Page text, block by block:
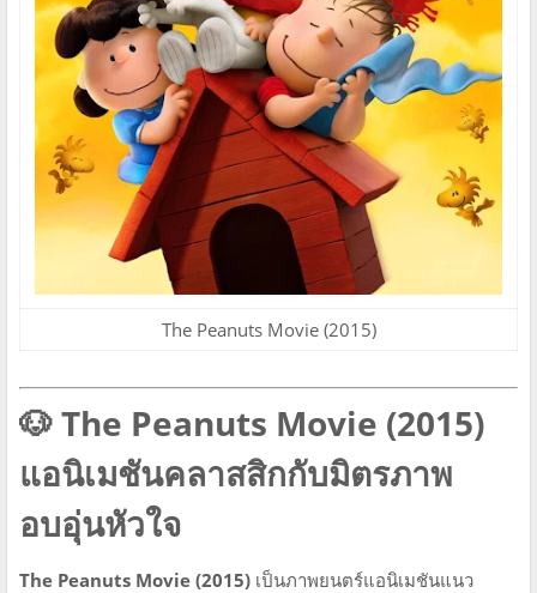
The Peanuts Movie (2015)
🐶 The Peanuts Movie (2015)
แอนิเมชันคลาสสิกกับมิตรภาพ
อบอุ่นหัวใจ
The Peanuts Movie (2015) เป็นภาพยนตร์แอนิเมชันแนว